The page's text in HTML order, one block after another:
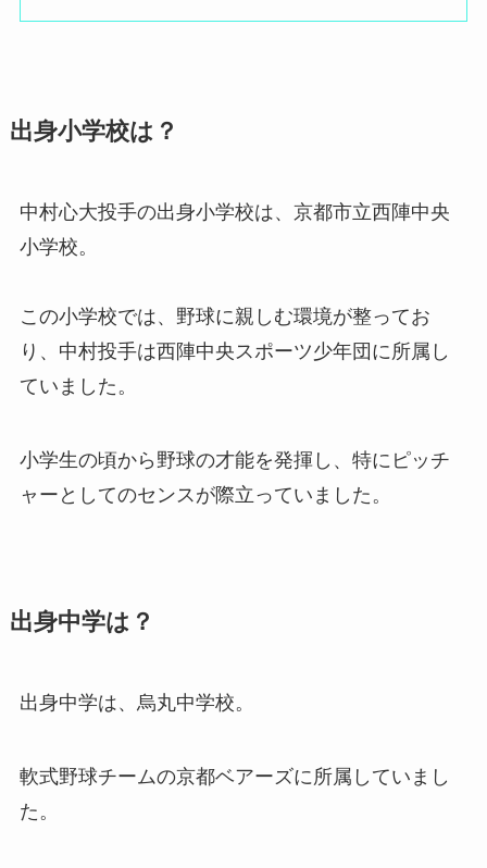
出身小学校は？
中村心大投手の出身小学校は、京都市立西陣中央
小学校。
この小学校では、野球に親しむ環境が整ってお
り、中村投手は西陣中央スポーツ少年団に所属し
ていました。
小学生の頃から野球の才能を発揮し、特にピッチ
ャーとしてのセンスが際立っていました。
出身中学は？
出身中学は、烏丸中学校。
軟式野球チームの京都ベアーズに所属していまし
た。